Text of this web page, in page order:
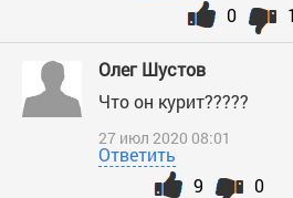
1
0
Олег Шустов
Что он курит?????
27 июл 2020 08:01
Ответить
0
9